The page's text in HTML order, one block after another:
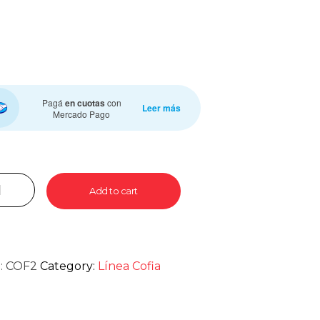
Pagáen cuotas con
Mercado Pago
Leer más
Add to cart
COF2 Category: Línea Cofia